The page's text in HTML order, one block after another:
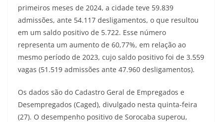
primeiros meses de 2024, a cidade teve 59.839
admissões, ante 54.117 desligamentos, o que resultou
em um saldo positivo de 5.722. Esse número
representa um aumento de 60,77%, em relação ao
mesmo período de 2023, cujo saldo positivo foi de 3.559
vagas (51.519 admissões ante 47.960 desligamentos).
Os dados são do Cadastro Geral de Empregados e
Desempregados (Caged), divulgado nesta quinta-feira
(27). O desempenho positivo de Sorocaba superou,